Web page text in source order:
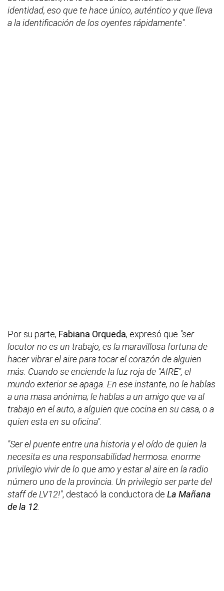
identidad, eso que te hace único, auténtico y que lleva
a la identificación de los oyentes rápidamente".
Por su parte, Fabiana Orqueda, expresó que "ser
locutor no es un trabajo, es la maravillosa fortuna de
hacer vibrar el aire para tocar el corazón de alguien
más. Cuando se enciende la luz roja de "AIRE", el
mundo exterior se apaga. En ese instante, no le hablas
a una masa anónima; le hablas a un amigo que va al
trabajo en el auto, a alguien que cocina en su casa, o a
quien esta en su oficina".
"Ser el puente entre una historia y el oído de quien la
necesita es una responsabilidad hermosa. enorme
privilegio vivir de lo que amo y estar al aire en la radio
número uno de la provincia. Un privilegio ser parte del
staff de LV12!", destacó la conductora de La Mañana
de la 12.